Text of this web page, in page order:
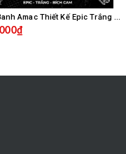
Áo Đá Banh Amac Thiết Kế Epic Trắng Bích